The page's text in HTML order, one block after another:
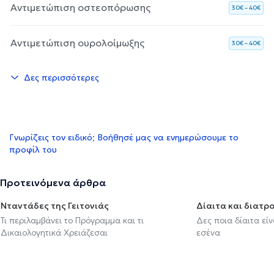
Αντιμετώπιση οστεοπόρωσης 30€ – 40€
Αντιμετώπιση ουρολοίμωξης 30€ – 40€
Δες περισσότερες
Γνωρίζεις τον ειδικό; Βοήθησέ μας να ενημερώσουμε το
προφίλ του
Προτεινόμενα άρθρα
Νταντάδες της Γειτονιάς
Τι περιλαμβάνει το Πρόγραμμα και τι
Δικαιολογητικά Χρειάζεσαι
Δίαιτα και
Δες ποια δίαιτα
εσένα